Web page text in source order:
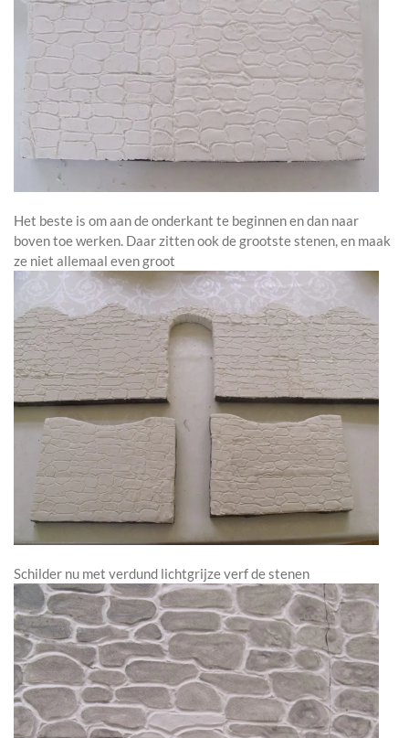
Het beste is om aan de onderkant te beginnen en dan naar
boven toe werken. Daar zitten ook de grootste stenen, en maak
ze niet allemaal even groot
Schilder nu met verdund lichtgrijze verf de stenen